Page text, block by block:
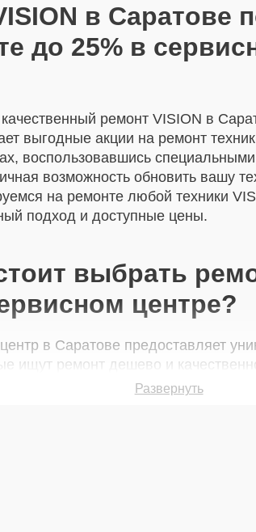
в Саратове
до 25% в
ремонт VISION в
выгодные акции на ремонт
воспользовавшись
возможность обновить вашу
на ремонте любой техники
подход и доступные цены.
выбрать
центре?
в Саратове предоставляет
ищут ремонт дешево и
Развернуть